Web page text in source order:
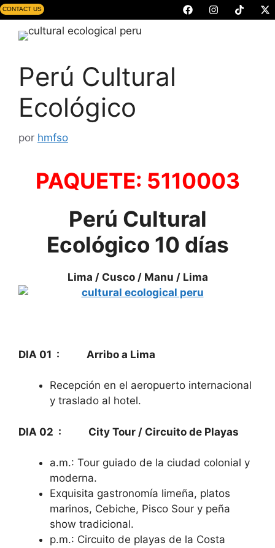
CONTACT US
Perú Cultural
Ecológico
por hmfso
PAQUETE: 5110003
Perú Cultural
Ecológico 10 días
Lima / Cusco / Manu / Lima
DIA 01 : Arribo a Lima
Recepción en el aeropuerto internacional
y traslado al hotel.
DIA 02 : City Tour / Circuito de Playas
a.m.: Tour guiado de la ciudad colonial y
moderna.
Exquisita gastronomía limeña, platos
marinos, Cebiche, Pisco Sour y peña
show tradicional.
p.m.: Circuito de playas de la Costa